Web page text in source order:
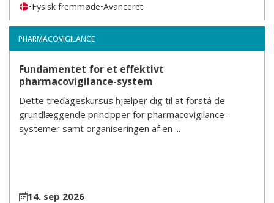
•Fysisk fremmøde•Avanceret
PHARMACOVIGILANCE
Fundamentet for et effektivt
pharmacovigilance-system
Dette tredageskursus hjælper dig til at forstå de
grundlæggende principper for pharmacovigilance-
systemer samt organiseringen af en ...
14. sep 2026